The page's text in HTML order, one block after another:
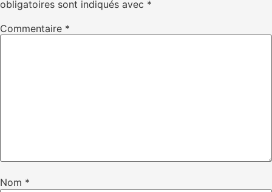
obligatoires sont indiqués avec *
Commentaire *
Nom *